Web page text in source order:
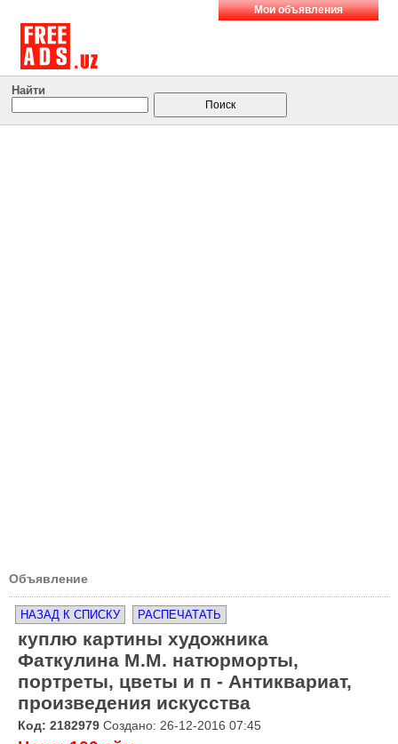
Мои объявления
Найти
Объявление
НАЗАД К СПИСКУ РАСПЕЧАТАТЬ
куплю картины художника
Фаткулина М.М. натюрморты,
портреты, цветы и п - Антиквариат,
произведения искусства
Код: 2182979 Создано: 26-12-2016 07:45